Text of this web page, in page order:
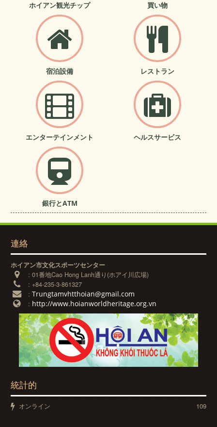
ホイアン観光チップ 買い物
宿泊設備 レストラン
エンターテインメント ヘルスサービス
銀行とATM
連絡
ホイアン市文化スポーツセンター
:01番地Cao Hong Lanh通り(ホアイ川広場)
:+84-235-3-861327
:Trungtamvhtthoian@gmail.com
: http://www.hoianworldheritage.org.vn
統計的
オンライン 109